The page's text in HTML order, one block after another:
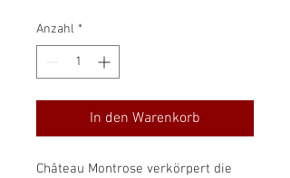
Anzahl *
In den Warenkorb
Château Montrose verkörpert die